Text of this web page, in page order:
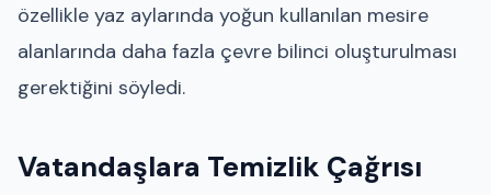
özellikle yaz aylarında yoğun kullanılan mesire
alanlarında daha fazla çevre bilinci oluşturulması
gerektiğini söyledi.
Vatandaşlara Temizlik Çağrısı